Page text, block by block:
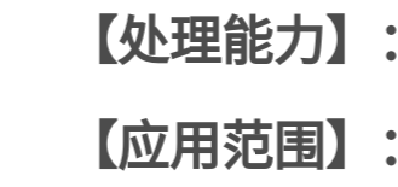
【处理能力】：
【应用范围】：